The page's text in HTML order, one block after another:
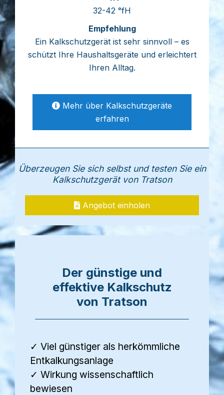
32-42 °fH
Ein Kalkschutzgerät ist sehr sinnvoll – es
schützt Ihre Haushaltsgeräte und erleichtert
Ihren Alltag.
Mehr über Kalkschutzgeräte
erfahren
Überzeugen Sie sich selbst und testen Sie ein
Kalkschutzgerät von Tratson
Angebot einholen
Der günstige und
effektive Kalkschutz
von Tratson
✓ Viel günstiger als herkömmliche
Entkalkungsanlage
✓ Wirkung wissenschaftlich
bewiesen